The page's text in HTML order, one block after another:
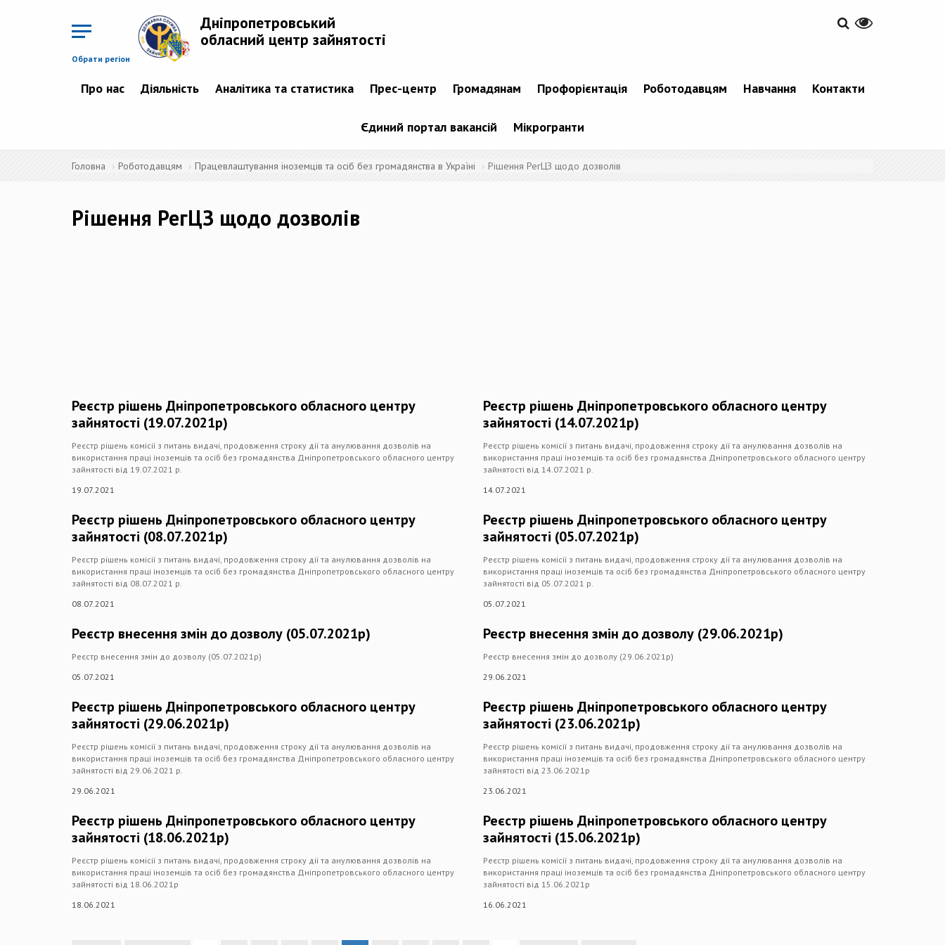
Обрати регіон
Дніпропетровський
обласний центр зайнятості
Про нас Діяльність Аналітика та статистика Прес-центр Громадянам Профорієнтація Роботодавцям Навчання Контакти
Єдиний портал вакансій Мікрогранти
Головна Роботодавцям Працевлаштування іноземців та осіб без громадянства в Україні Рішення РегЦЗ щодо дозволів
Рішення РегЦЗ щодо дозволів
Реєстр рішень Дніпропетровського обласного центру
зайнятості (19.07.2021р)
Реєстр рішень комісії з питань видачі, продовження строку дії та анулювання дозволів на
використання праці іноземців та осіб без громадянства Дніпропетровського обласного центру
зайнятості від 19.07.2021 р.
19.07.2021
Реєстр рішень Дніпропетровського обласного центру
зайнятості (08.07.2021р)
Реєстр рішень комісії з питань видачі, продовження строку дії та анулювання дозволів на
використання праці іноземців та осіб без громадянства Дніпропетровського обласного центру
зайнятості від 08.07.2021 р.
08.07.2021
Реєстр внесення змін до дозволу (05.07.2021р)
Реєстр внесення змін до дозволу (05.07.2021р)
05.07.2021
Реєстр рішень Дніпропетровського обласного центру
зайнятості (29.06.2021р)
Реєстр рішень комісії з питань видачі, продовження строку дії та анулювання дозволів на
використання праці іноземців та осіб без громадянства Дніпропетровського обласного центру
зайнятості від 29.06.2021 р.
29.06.2021
Реєстр рішень Дніпропетровського обласного центру
зайнятості (18.06.2021р)
Реєстр рішень комісії з питань видачі, продовження строку дії та анулювання дозволів на
використання праці іноземців та осіб без громадянства Дніпропетровського обласного центру
зайнятості від 18.06.2021р
18.06.2021
Реєстр рішень Дніпропетровського обласного центру
зайнятості (14.07.2021р)
Реєстр рішень комісії з питань видачі, продовження строку дії та анулювання дозволів на
використання праці іноземців та осіб без громадянства Дніпропетровського обласного центру
зайнятості від 14.07.2021 р.
14.07.2021
Реєстр рішень Дніпропетровського обласного центру
зайнятості (05.07.2021р)
Реєстр рішень комісії з питань видачі, продовження строку дії та анулювання дозволів на
використання праці іноземців та осіб без громадянства Дніпропетровського обласного центру
зайнятості від 05.07.2021 р.
05.07.2021
Реєстр внесення змін до дозволу (29.06.2021р)
Реєстр внесення змін до дозволу (29.06.2021р)
29.06.2021
Реєстр рішень Дніпропетровського обласного центру
зайнятості (23.06.2021р)
Реєстр рішень комісії з питань видачі, продовження строку дії та анулювання дозволів на
використання праці іноземців та осіб без громадянства Дніпропетровського обласного центру
зайнятості від 23.06.2021р
23.06.2021
Реєстр рішень Дніпропетровського обласного центру
зайнятості (15.06.2021р)
Реєстр рішень комісії з питань видачі, продовження строку дії та анулювання дозволів на
використання праці іноземців та осіб без громадянства Дніпропетровського обласного центру
зайнятості від 15.06.2021р
16.06.2021